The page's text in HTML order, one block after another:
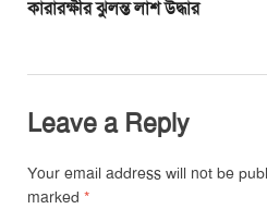
কারারক্ষীর ঝুলন্ত লাশ উদ্ধার
Leave a Reply
Your email address will not be
marked *